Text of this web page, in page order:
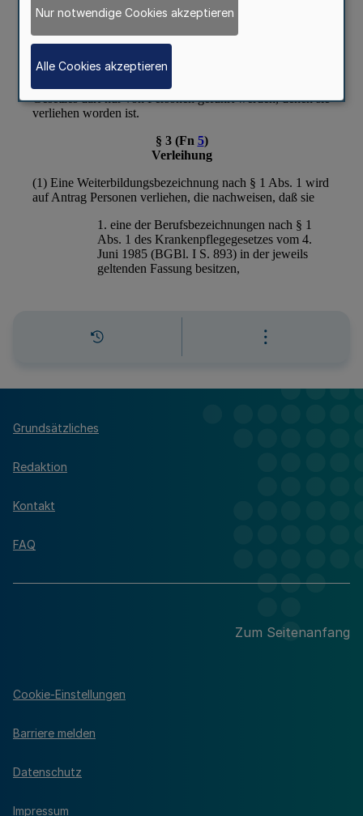
Grundsätzliches
Redaktion
Kontakt
FAQ
Zum Seitenanfang
Cookie-Einstellungen
Barriere melden
Datenschutz
Impressum
Nur notwendige Cookies akzeptieren
Alle Cookies akzeptieren